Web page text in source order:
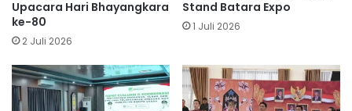
Upacara Hari Bhayangkara
ke-80
2 Juli 2026
Stand Batara Expo
1 Juli 2026